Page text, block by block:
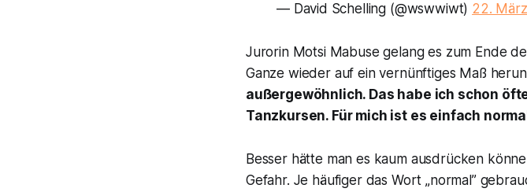
— David Schelling (@wswwiwt) 22.
Jurorin Motsi Mabuse gelang es zum Ende
Ganze wieder auf ein vernünftiges Maß
außergewöhnlich. Das habe ich schon
Tanzkursen. Für mich ist es einfach
Besser hätte man es kaum ausdrücken
Gefahr. Je häufiger das Wort „normal”